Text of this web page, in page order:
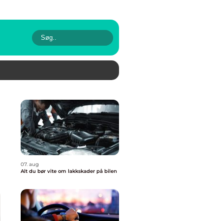
07. aug
Alt du bør vite om lakkskader på bilen